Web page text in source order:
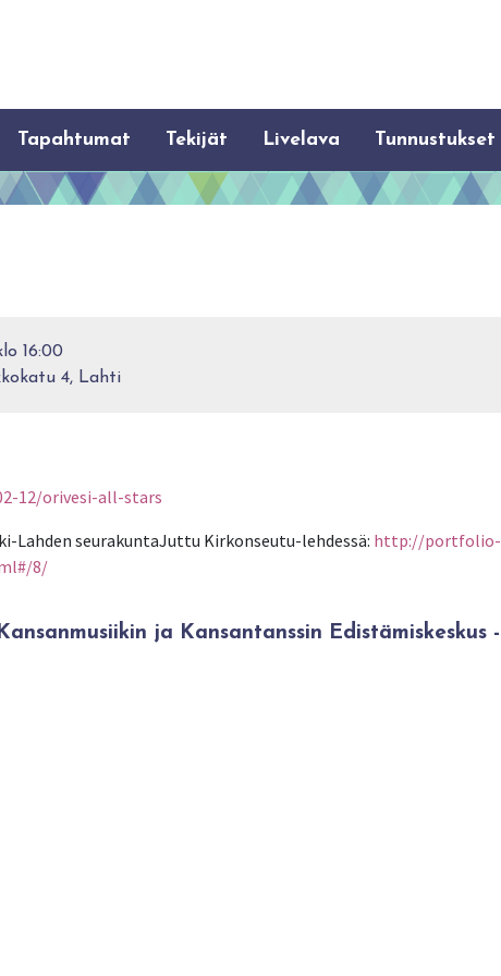
Tapahtumat Tekijät Livelava Tunnustukset
16:00
4, Lahti
12/orivesi-all-stars
Lahden seurakuntaJuttu Kirkonseutu-lehdessä: http://portfolio-
8/
ja Kansantanssin Edistämiskeskus -